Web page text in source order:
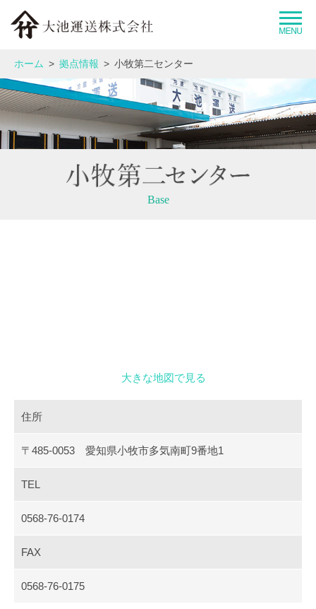
大池運送グループとは
企業情報
事業紹介
運送品質へのこだわり
ホーム 拠点情報 小牧第二センター
Base
大きな地図で見る
住所
〒485-0053 愛知県小牧市多気南町9番地1
TEL
0568-76-0174
FAX
0568-76-0175